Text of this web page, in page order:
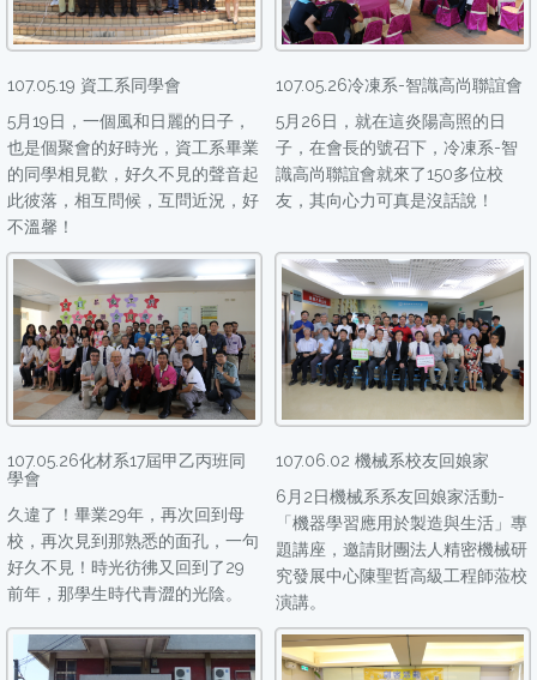
107.05.19 資工系同學會
5月19日，一個風和日麗的日子，
也是個聚會的好時光，資工系畢業
的同學相見歡，好久不見的聲音起
此彼落，相互問候，互問近況，好
不溫馨！
107.05.26冷凍系-智識高尚聯誼會
5月26日，就在這炎陽高照的日
子，在會長的號召下，冷凍系-智
識高尚聯誼會就來了150多位校
友，其向心力可真是沒話說！
107.05.26化材系17屆甲乙丙班同
學會
久違了！畢業29年，再次回到母
校，再次見到那熟悉的面孔，一句
好久不見！時光彷彿又回到了29
前年，那學生時代青澀的光陰。
107.06.02 機械系校友回娘家
6月2日機械系系友回娘家活動-
「機器學習應用於製造與生活」專
題講座，邀請財團法人精密機械研
究發展中心陳聖哲高級工程師蒞校
演講。